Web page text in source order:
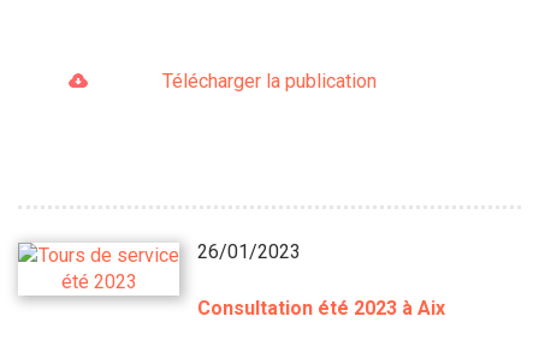
Télécharger la publication
26/01/2023
Consultation été 2023 à Aix